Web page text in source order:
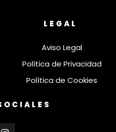
LEGAL
Aviso Legal
Política de Privacidad
Política de Cookies